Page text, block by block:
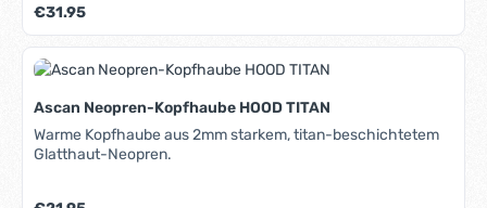
sollte, nimmt ein innen umlaufendes Band aus weichem
Gewebe die Feuchtigkeit wie ein Stirnband auf. Die
Verstellung erfolgt stufenlos mittels eines verdeckten
Velcro-Verschlusses. Die Unterseite des Schirms ist
vermeiden. Und damit sich das gute Stück auch bei mehr
Wind nicht in Richtung Wasseroberfläche verabschiedet, ist
ein Sicherungsband mit Clip direkt integriert.
Regulärer Preis:
€31.95
Ascan Neopren-Kopfhaube HOOD TITAN
Warme Kopfhaube aus 2mm starkem, titan-beschichtetem
Glatthaut-Neopren.